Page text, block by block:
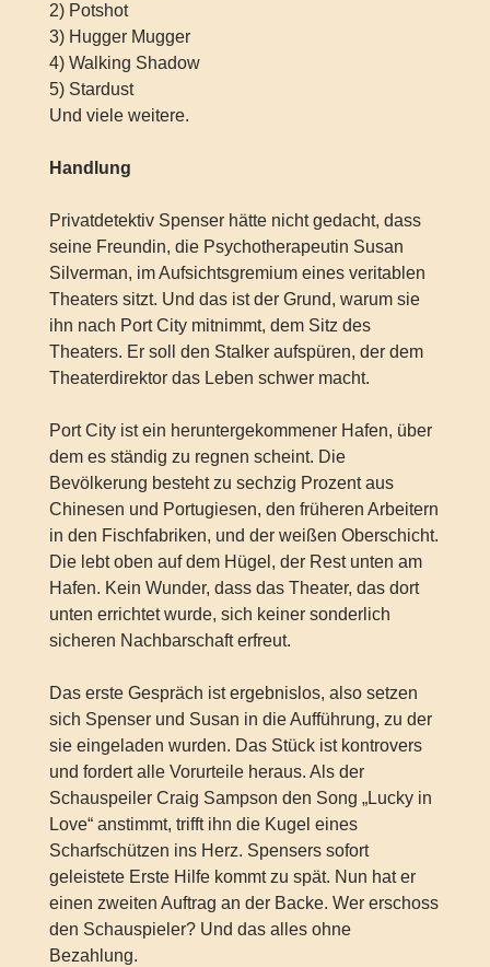
2) Potshot
3) Hugger Mugger
4) Walking Shadow
5) Stardust
Und viele weitere.
Handlung
Privatdetektiv Spenser hätte nicht gedacht, dass
seine Freundin, die Psychotherapeutin Susan
Silverman, im Aufsichtsgremium eines veritablen
Theaters sitzt. Und das ist der Grund, warum sie
ihn nach Port City mitnimmt, dem Sitz des
Theaters. Er soll den Stalker aufspüren, der dem
Theaterdirektor das Leben schwer macht.
Port City ist ein heruntergekommener Hafen, über
dem es ständig zu regnen scheint. Die
Bevölkerung besteht zu sechzig Prozent aus
Chinesen und Portugiesen, den früheren Arbeitern
in den Fischfabriken, und der weißen Oberschicht.
Die lebt oben auf dem Hügel, der Rest unten am
Hafen. Kein Wunder, dass das Theater, das dort
unten errichtet wurde, sich keiner sonderlich
sicheren Nachbarschaft erfreut.
Das erste Gespräch ist ergebnislos, also setzen
sich Spenser und Susan in die Aufführung, zu der
sie eingeladen wurden. Das Stück ist kontrovers
und fordert alle Vorurteile heraus. Als der
Schauspeiler Craig Sampson den Song „Lucky in
Love“ anstimmt, trifft ihn die Kugel eines
Scharfschützen ins Herz. Spensers sofort
geleistete Erste Hilfe kommt zu spät. Nun hat er
einen zweiten Auftrag an der Backe. Wer erschoss
den Schauspieler? Und das alles ohne
Bezahlung.